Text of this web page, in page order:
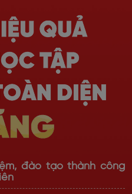
đào tạo thành công